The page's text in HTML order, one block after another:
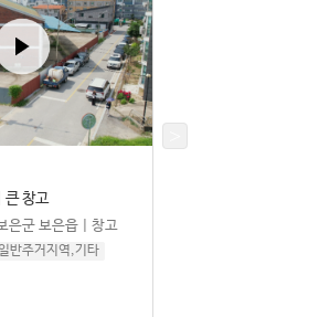
큰 창고
은군 보은읍 창고
반주거지역,기타